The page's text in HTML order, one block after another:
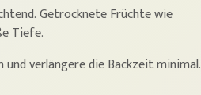
Getrocknete Früchte wie
Tiefe.
verlängere die Backzeit minimal.